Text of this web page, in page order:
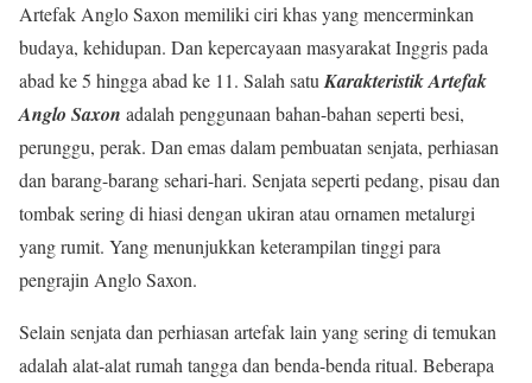
Artefak Anglo Saxon memiliki ciri khas yang mencerminkan
budaya, kehidupan. Dan kepercayaan masyarakat Inggris pada
abad ke 5 hingga abad ke 11. Salah satuKarakteristik Artefak
Anglo Saxon adalah penggunaan bahan-bahan seperti besi,
perunggu, perak. Dan emas dalam pembuatan senjata, perhiasan
dan barang-barang sehari-hari. Senjata seperti pedang, pisau dan
tombak sering di hiasi dengan ukiran atau ornamen metalurgi
yang rumit. Yang menunjukkan keterampilan tinggi para
pengrajin Anglo Saxon.
Selain senjata dan perhiasan artefak lain yang sering di temukan
adalah alat-alat rumah tangga dan benda-benda ritual. Beberapa